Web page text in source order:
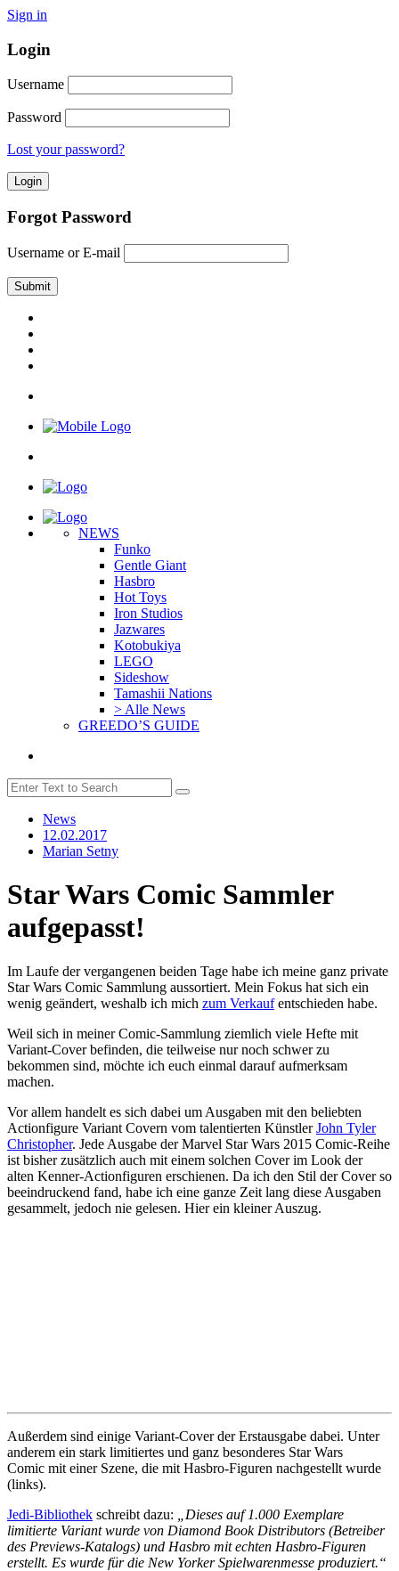
Sign in
Login
Username
Password
Lost your password?
Forgot Password
Username or E-mail
NEWS
Funko
Gentle Giant
Hasbro
Hot Toys
Iron Studios
Jazwares
Kotobukiya
LEGO
Sideshow
Tamashii Nations
> Alle News
GREEDO’S GUIDE
News
12.02.2017
Marian Setny
Star Wars Comic Sammler
aufgepasst!
Im Laufe der vergangenen beiden Tage habe ich meine ganz private
Star Wars Comic Sammlung aussortiert. Mein Fokus hat sich ein
wenig geändert, weshalb ich mich zum Verkaufentschieden habe.
Weil sich in meiner Comic-Sammlung ziemlich viele Hefte mit
Variant-Cover befinden, die teilweise nur noch schwer zu
bekommen sind, möchte ich euch einmal darauf aufmerksam
machen.
Vor allem handelt es sich dabei um Ausgaben mit den beliebten
Actionfigure Variant Covern vom talentierten KünstlerJohn Tyler
Christopher. Jede Ausgabe der Marvel Star Wars 2015 Comic-Reihe
ist bisher zusätzlich auch mit einem solchen Cover im Look der
alten Kenner-Actionfiguren erschienen. Da ich den Stil der Cover so
beeindruckend fand, habe ich eine ganze Zeit lang diese Ausgaben
gesammelt, jedoch nie gelesen. Hier ein kleiner Auszug.
Außerdem sind einige Variant-Cover der Erstausgabe dabei. Unter
anderem ein stark limitiertes und ganz besonderes Star Wars
Comic mit einer Szene, die mit Hasbro-Figuren nachgestellt wurde
(links).
Jedi-Bibliothek schreibt dazu:
„Dieses auf 1.000 Exemplare
limitierte Variant wurde von Diamond Book Distributors (Betreiber
des Previews-Katalogs) und Hasbro mit echten Hasbro-Figuren
erstellt. Es wurde für die New Yorker Spielwarenmesse produziert.“